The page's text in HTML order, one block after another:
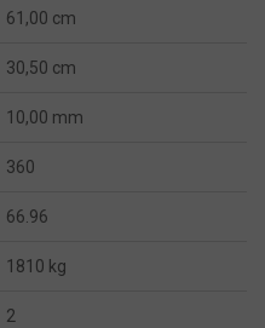
61,00 cm
30,50 cm
10,00 mm
360
66.96
1810 kg
2